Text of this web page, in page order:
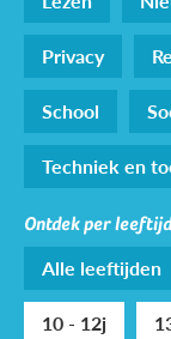
Privacy
School
Techniek en
Ontdek per leeftijd
Alle leeftijden
10 - 12j